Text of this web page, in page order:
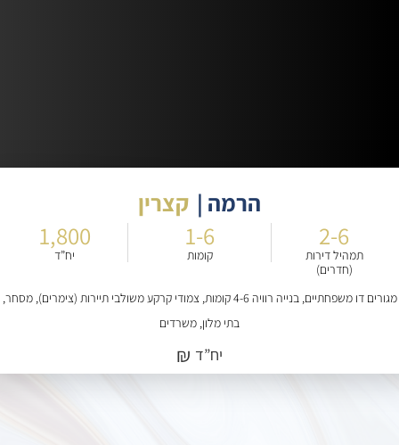
הרמה | קצרין
2-6
תמהיל דירות
(חדרים)
1-6
קומות
1,800
יח”ד
מגורים דו משפחתיים, בנייה רוויה 4-6 קומות, צמודי קרקע משולבי תיירות (צימרים), מסחר,
בתי מלון, משרדים
יח”ד ₪